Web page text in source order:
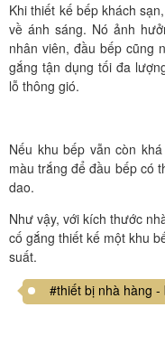
Khi thiết kế bếp khách
về ánh sáng. Nó ảnh
nhân viên, đầu bếp cũng
gắng tận dụng tối đa
lỗ thông gió.
Nếu khu bếp vẫn còn
màu trắng để đầu bếp có
dao.
Như vậy, với kích thước
cố gắng thiết kế một khu
suất.
#thiết bị nhà hàng -